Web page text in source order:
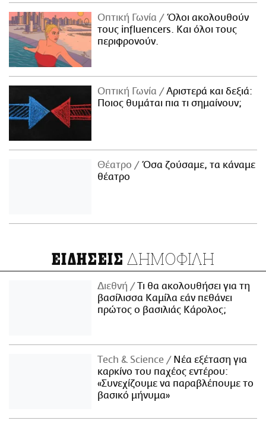
Οπτική Γωνία
Όλοι ακολουθούν
τους influencers. Και όλοι τους
περιφρονούν.
Οπτική Γωνία
Αριστερά και δεξιά:
Ποιος θυμάται πια τι σημαίνουν;
Θέατρο
Όσα ζούσαμε, τα κάναμε
θέατρο
ΕΙΔΗΣΕΙΣ ΔΗΜΟΦΙΛΗ
Διεθνή
Τι θα ακολουθήσει για τη
βασίλισσα Καμίλα εάν πεθάνει
πρώτος ο βασιλιάς Κάρολος;
Τech & Science
Νέα εξέταση για
καρκίνο του παχέος εντέρου:
«Συνεχίζουμε να παραβλέπουμε το
βασικό μήνυμα»